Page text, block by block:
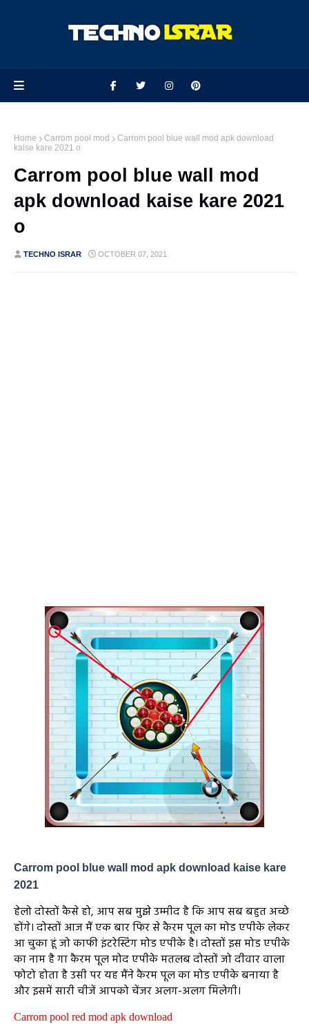
Home Carrom pool mod
Carrom pool blue wall mod apk download
kaise kare 2021 o
Carrom pool blue wall mod
apk download kaise kare 2021
o
TECHNO ISRAR OCTOBER 07, 2021
Carrom pool blue wall mod apk download kaise kare
2021
हेलो दोस्तों कैसे हो, आप सब मुझे उम्मीद है कि आप सब बहुत अच्छे
होंगे। दोस्तों आज मैं एक बार फिर से कैरम पूल का मोड एपीके लेकर
आ चुका हूं जो काफी इंटरेस्टिंग मोड एपीके है। दोस्तों इस मोड एपीके
का नाम है गा कैरम पूल मोद एपीके मतलब दोस्तों जो दीवार वाला
फोटो होता है उसी पर यह मैंने कैरम पूल का मोड एपीके बनाया है
और इसमें सारी चीजें आपको चेंजर अलग-अलग मिलेगी।
Carrom pool red mod apk download